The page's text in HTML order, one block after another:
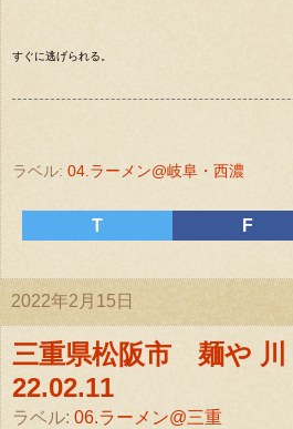
すぐに逃げられる。
ラベル: 04.ラーメン@岐阜・西濃
T F
2022年2月15日
三重県松阪市 麺や
22.02.11
ラベル: 06.ラーメン@三重